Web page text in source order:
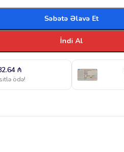
Səbətə Əlavə Et
İndi Al
₼
ödə!